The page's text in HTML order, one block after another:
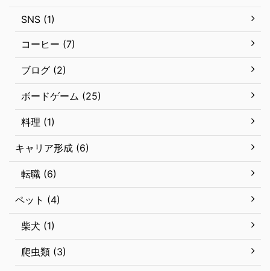
SNS (1)
コーヒー (7)
ブログ (2)
ボードゲーム (25)
料理 (1)
キャリア形成 (6)
転職 (6)
ペット (4)
柴犬 (1)
爬虫類 (3)